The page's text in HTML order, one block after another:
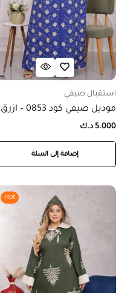
استقبال صيفي
موديل صيفي كود 0853 – ازرق
5.000 د.ك
إضافة إلى السلة
Hot